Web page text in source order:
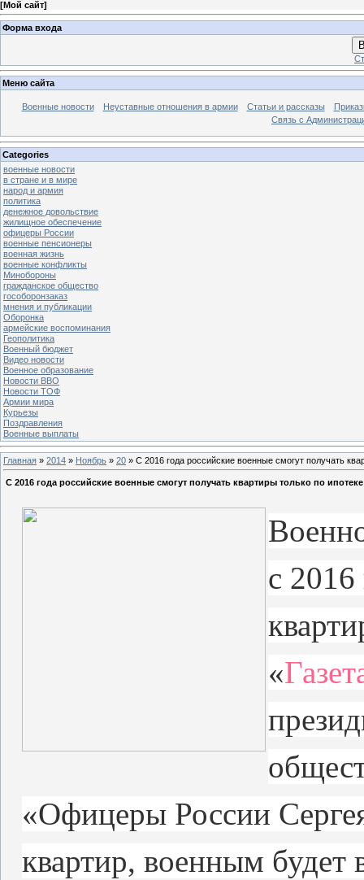
[Мой сайт]
Форма входа
Меню сайта
Военные новости Неуставные отношения в армии Статьи и рассказы
Связь с
Categories
военные новости
в стране и в мире
народ и армия
политика
денежное довольствие
жилищное обеспечение
офицеры России
военные пенсионеры
военная жизнь
военные конфликты
Минобороны
гражданское общество
гособоронзаказ
мнения и публикации
Оборонка
армейские воспоминания
Геополитика
Военный бюджет
Видео новости
Военное образование
Новости ВВО
Новости ТОФ
Армии мира
Курьезы
Поздравления
Военные выплаты
Главная » 2014 » Ноябрь » 20 » С 2016 года российские военные смогут получать
С 2016 года российские военные смогут получать квартиры только по ипотеке
с 2016
«
«Офицеры России
квартир, военным будет